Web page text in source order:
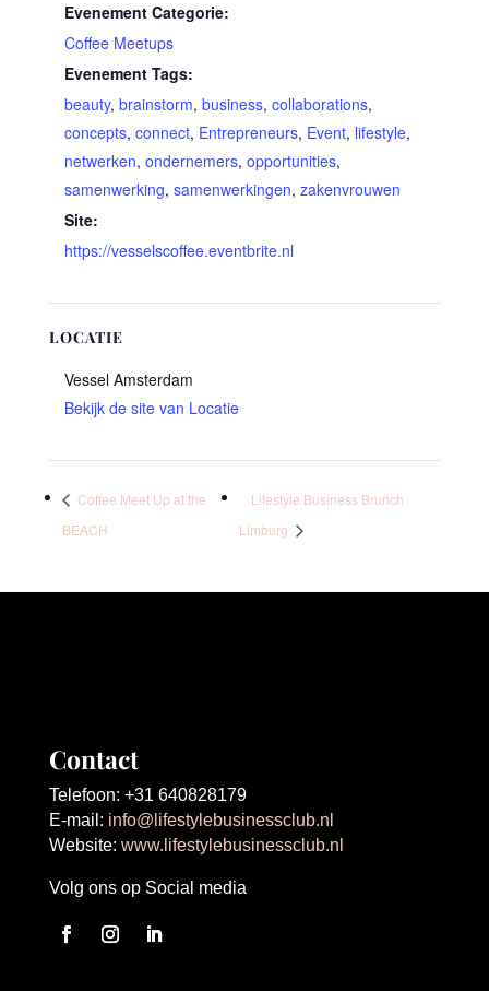
Evenement Categorie:
Coffee Meetups
Evenement Tags:
beauty, brainstorm, business, collaborations,
concepts, connect, Entrepreneurs, Event, lifestyle,
netwerken, ondernemers, opportunities,
samenwerking, samenwerkingen, zakenvrouwen
Site:
https://vesselscoffee.eventbrite.nl
LOCATIE
Vessel Amsterdam
Bekijk de site van Locatie
Coffee Meet Up at the
BEACH
Lifestyle Business Brunch
Limburg
Contact
Telefoon: +31 640828179
E-mail: info@lifestylebusinessclub.nl
Website: www.lifestylebusinessclub.nl
Volg ons op Social media